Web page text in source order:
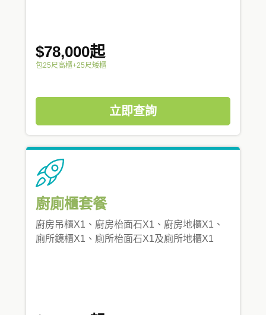
$78,000起
包25尺高櫃+25尺矮櫃
立即查詢
廚廁櫃套餐
廚房吊櫃X1、廚房枱面石X1、廚房地櫃X1、
廁所鏡櫃X1、廁所枱面石X1及廁所地櫃X1